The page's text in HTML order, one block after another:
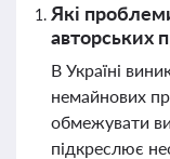
Які
авторських
В Україні
немайнових
обмежувати
підкреслює